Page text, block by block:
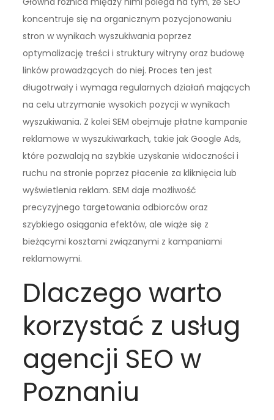
koncentruje się na organicznym pozycjonowaniu
stron w wynikach wyszukiwania poprzez
optymalizację treści i struktury witryny oraz budowę
linków prowadzących do niej. Proces ten jest
długotrwały i wymaga regularnych działań mających
na celu utrzymanie wysokich pozycji w wynikach
wyszukiwania. Z kolei SEM obejmuje płatne kampanie
reklamowe w wyszukiwarkach, takie jak Google Ads,
które pozwalają na szybkie uzyskanie widoczności i
ruchu na stronie poprzez płacenie za kliknięcia lub
wyświetlenia reklam. SEM daje możliwość
precyzyjnego targetowania odbiorców oraz
szybkiego osiągania efektów, ale wiąże się z
bieżącymi kosztami związanymi z kampaniami
reklamowymi.
Dlaczego warto
korzystać z usług
agencji SEO w
Poznaniu